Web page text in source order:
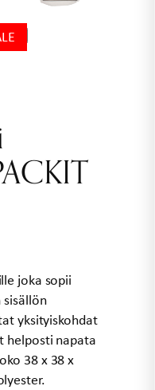
joka sopii
yksityiskohdat
helposti napata
38 x 38 x